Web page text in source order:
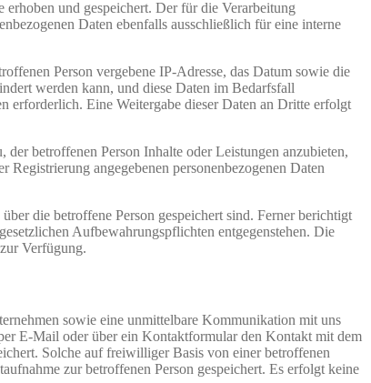
und gespeichert. Der für die Verarbeitung
Daten ebenfalls ausschließlich für eine interne
Person vergebene IP-Adresse, das Datum sowie die
werden kann, und diese Daten im Bedarfsfall
erforderlich. Eine Weitergabe dieser Daten an Dritte erfolgt
betroffenen Person Inhalte oder Leistungen anzubieten,
angegebenen personenbezogenen Daten
die betroffene Person gespeichert sind. Ferner berichtigt
Aufbewahrungspflichten entgegenstehen. Die
Verfügung.
sowie eine unmittelbare Kommunikation mit uns
E-Mail oder über ein Kontaktformular den Kontakt mit dem
Solche auf freiwilliger Basis von einer betroffenen
zur betroffenen Person gespeichert. Es erfolgt keine